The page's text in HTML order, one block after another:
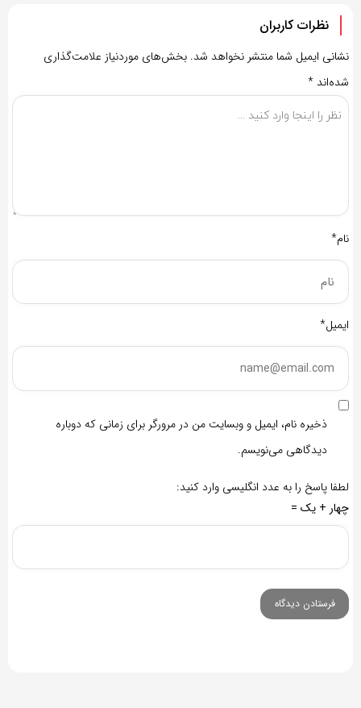
نظرات کاربران
نشانی ایمیل شما منتشر نخواهد شد. بخش‌های موردنیاز علامت‌گذاری
شده‌اند *
نام*
ایمیل*
ذخیره نام، ایمیل و وبسایت من در مرورگر برای زمانی که دوباره
دیدگاهی می‌نویسم.
لطفا پاسخ را به عدد انگلیسی وارد کنید:
چهار + یک =